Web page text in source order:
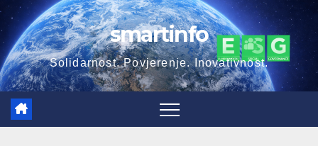
Skip
to
content
smartinfo
Solidarnost. Povjerenje. Inovativnost.